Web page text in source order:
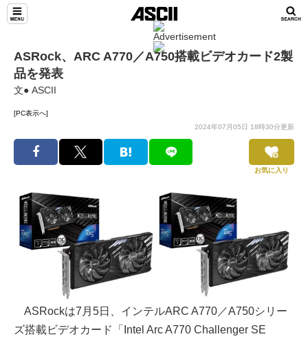
ASRock、ARC A770／A750搭載ビデオカード2製
品を発表
文● ASCII
[PC表示へ]
2024年07月05日 18時30分更新
お気に入り
ASRockは7月5日、インテルARC A770／A750シリー
ズ搭載ビデオカード「Intel Arc A770 Challenger SE